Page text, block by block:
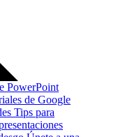
PowerPoint
de Google
Tips para